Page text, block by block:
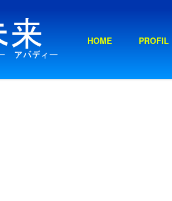
HOME PROFIL